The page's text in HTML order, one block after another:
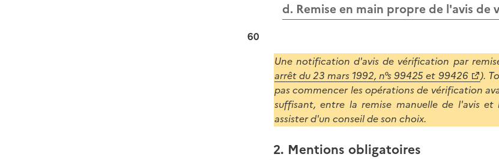
d. Remise en main propre de l'avis de
60
Une notification d'avis de vérification par
arrêt du 23 mars 1992, n°s 99425 et 99426
).
pas commencer les opérations de vérification
suffisant, entre la remise manuelle de l'avis
assister d'un conseil de son choix.
2. Mentions obligatoires